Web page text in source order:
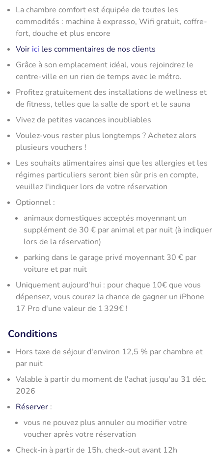
La chambre comfort est équipée de toutes les
commodités : machine à expresso, Wifi gratuit, coffre-
fort, douche et plus encore
Voir ici les commentaires de nos clients
Grâce à son emplacement idéal, vous rejoindrez le
centre-ville en un rien de temps avec le métro.
Profitez gratuitement des installations de wellness et
de fitness, telles que la salle de sport et le sauna
Vivez de petites vacances inoubliables
Voulez-vous rester plus longtemps ? Achetez alors
plusieurs vouchers !
Les souhaits alimentaires ainsi que les allergies et les
régimes particuliers seront bien sûr pris en compte,
veuillez l'indiquer lors de votre réservation
Optionnel :
animaux domestiques acceptés moyennant un
supplément de 30 € par animal et par nuit (à indiquer
lors de la réservation)
parking dans le garage privé moyennant 30 € par
voiture et par nuit
Uniquement aujourd'hui : pour chaque 10€ que vous
dépensez, vous courez la chance de gagner un iPhone
17 Pro d'une valeur de 1 329€ !
Conditions
Hors taxe de séjour d'environ 12,5 % par chambre et
par nuit
Valable à partir du moment de l'achat jusqu'au 31 déc.
2026
Réserver :
vous ne pouvez plus annuler ou modifier votre
voucher après votre réservation
Check-in à partir de 15h, check-out avant 12h